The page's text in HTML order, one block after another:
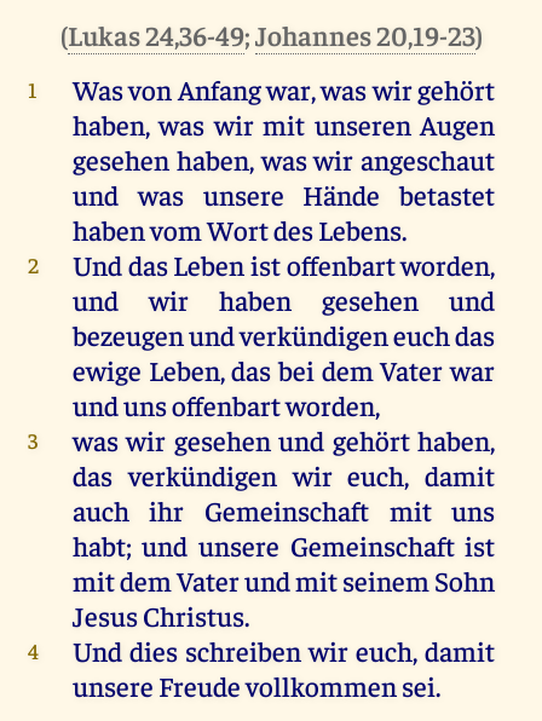
(Lukas 24,36-49;Johannes 20,19-23)
1 WasvonAnfangwar,waswirgehört
haben,was wir mit unseren Augen
gesehen haben,was wir angeschaut
und was unsere Hände betastet
habenvomWortdesLebens.
2 UnddasLebenistoffenbartworden,
und
wir haben gesehen
und
bezeugenundverkündigeneuchdas
ewige Leben,das bei dem Vater war
undunsoffenbartworden,
3 was wir gesehen und gehört haben,
das verkündigen wir euch,damit
auch ihr Gemeinschaft mit uns
habt;und unsere Gemeinschaft ist
mitdemVaterundmitseinem Sohn
JesusChristus.
4 Und dies schreiben wir euch,damit
unsere Freudevollkommensei.